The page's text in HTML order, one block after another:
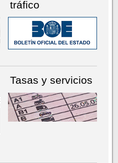
tráfico
Tasas y servicios